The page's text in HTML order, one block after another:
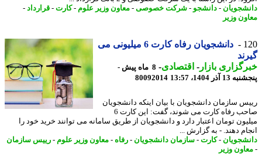
-دانشجو-شرکت خصوصی-معاون وزیر علوم-کارت- قرارداد -
وزیر
دانشجویان رفاه کارت 6 میلیونی می
بازار- اقتصادی- 8 ماه پیش -
آذر 1404، 13:57
80092014
سازمان دانشجویان با بیان اینکه دانشجویان
صاحب رفاه کارت می شوند، گفت: این کارت 6
تومان اعتبار دارد و دانشجویان از طریق سامانه می توانند خرید خود را
دهند. - به گزارش ...
-کارت- سازمان دانشجویان-رفاه -معاون وزیر علوم-رییس سازمان
وزیر